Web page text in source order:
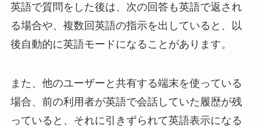
英語で質問をした後は、次の回答も英語で返され
る場合や、複数回英語の指示を出していると、以
後自動的に英語モードになることがあります。
また、他のユーザーと共有する端末を使っている
場合、前の利用者が英語で会話していた履歴が残
っていると、それに引きずられて英語表示になる